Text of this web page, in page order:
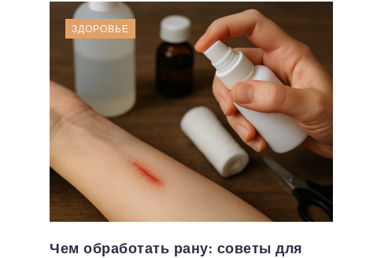
ЗДОРОВЬЕ
Чем обработать рану: советы для